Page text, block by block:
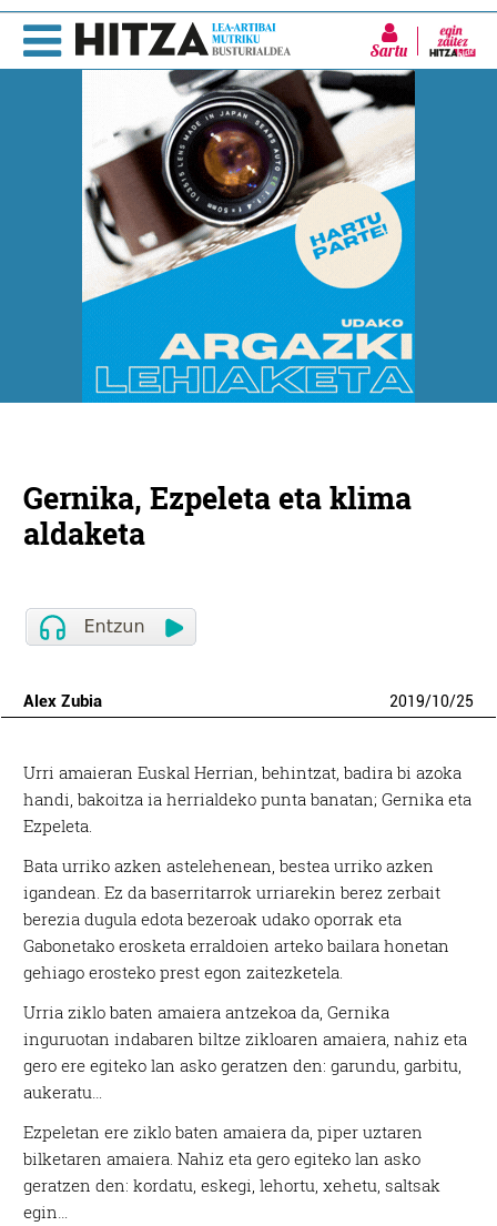
Sartu
Gernika, Ezpeleta eta klima
aldaketa
Alex Zubia 2019/10/25
Urri amaieran Euskal Herrian, behintzat, badira bi azoka
handi, bakoitza ia herrialdeko punta banatan; Gernika eta
Ezpeleta.
Bata urriko azken astelehenean, bestea urriko azken
igandean. Ez da baserritarrok urriarekin berez zerbait
berezia dugula edota bezeroak udako oporrak eta
Gabonetako erosketa erraldoien arteko bailara honetan
gehiago erosteko prest egon zaitezketela.
Urria ziklo baten amaiera antzekoa da, Gernika
inguruotan indabaren biltze zikloaren amaiera, nahiz eta
gero ere egiteko lan asko geratzen den: garundu, garbitu,
aukeratu…
Ezpeletan ere ziklo baten amaiera da, piper uztaren
bilketaren amaiera. Nahiz eta gero egiteko lan asko
geratzen den: kordatu, eskegi, lehortu, xehetu, saltsak
egin…